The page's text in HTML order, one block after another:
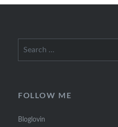
FOLLOW ME
Bloglovin